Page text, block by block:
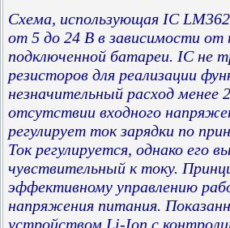
Схема, использующая IC
от 5 до 24 В в зависимости от
подключенной батареи. IC не
резисторов для реализации
незначительный расход
отсутствии входного
регулирует ток зарядки по
Ток регулируется, однако его
чувствительный к току.
эффективному управлению
напряжения питания.
устройством Li-Ion с